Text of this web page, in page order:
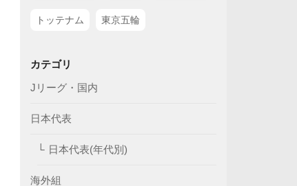
トッテナム 東京五輪
カテゴリ
Jリーグ・国内
日本代表
日本代表(年代別)
海外組